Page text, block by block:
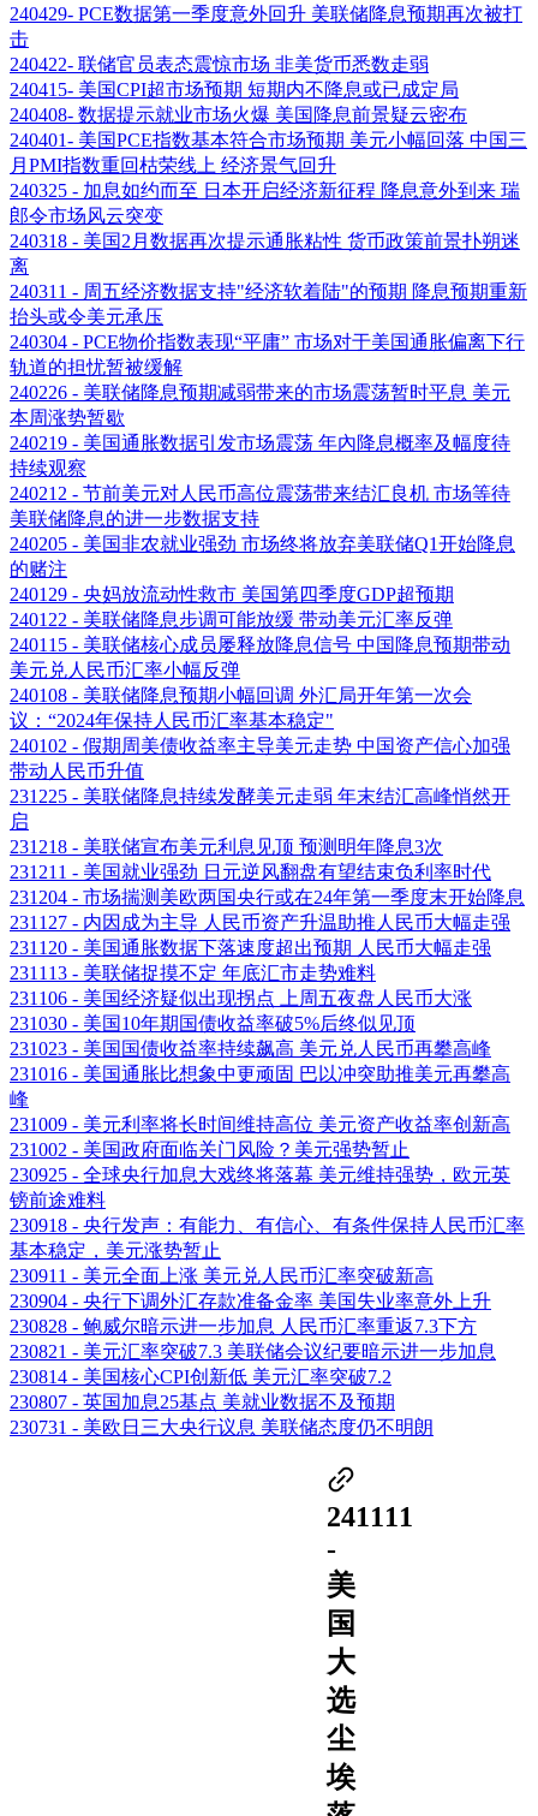
240429- PCE数据第一季度意外回升 美联储降息预期再次被打
击
240422- 联储官员表态震惊市场 非美货币悉数走弱
240415- 美国CPI超市场预期 短期内不降息或已成定局
240408- 数据提示就业市场火爆 美国降息前景疑云密布
240401- 美国PCE指数基本符合市场预期 美元小幅回落 中国三
月PMI指数重回枯荣线上 经济景气回升
240325 - 加息如约而至 日本开启经济新征程 降息意外到来 瑞
郎令市场风云突变
240318 - 美国2月数据再次提示通胀粘性 货币政策前景扑朔迷
离
240311 - 周五经济数据支持"经济软着陆"的预期 降息预期重新
抬头或令美元承压
240304 - PCE物价指数表现“平庸” 市场对于美国通胀偏离下行
轨道的担忧暂被缓解
240226 - 美联储降息预期减弱带来的市场震荡暂时平息 美元
本周涨势暂歇
240219 - 美国通胀数据引发市场震荡 年內降息概率及幅度待
持续观察
240212 - 节前美元对人民币高位震荡带来结汇良机 市场等待
美联储降息的进一步数据支持
240205 - 美国非农就业强劲 市场终将放弃美联储Q1开始降息
的赌注
240129 - 央妈放流动性救市 美国第四季度GDP超预期
240122 - 美联储降息步调可能放缓 带动美元汇率反弹
240115 - 美联储核心成员屡释放降息信号 中国降息预期带动
美元兑人民币汇率小幅反弹
240108 - 美联储降息预期小幅回调 外汇局开年第一次会
议：“2024年保持人民币汇率基本稳定"
240102 - 假期周美债收益率主导美元走势 中国资产信心加强
带动人民币升值
231225 - 美联储降息持续发酵美元走弱 年末结汇高峰悄然开
启
231218 - 美联储宣布美元利息见顶 预测明年降息3次
231211 - 美国就业强劲 日元逆风翻盘有望结束负利率时代
231204 - 市场揣测美欧两国央行或在24年第一季度末开始降息
231127 - 内因成为主导 人民币资产升温助推人民币大幅走强
231120 - 美国通胀数据下落速度超出预期 人民币大幅走强
231113 - 美联储捉摸不定 年底汇市走势难料
231106 - 美国经济疑似出现拐点 上周五夜盘人民币大涨
231030 - 美国10年期国债收益率破5%后终似见顶
231023 - 美国国债收益率持续飙高 美元兑人民币再攀高峰
231016 - 美国通胀比想象中更顽固 巴以冲突助推美元再攀高
峰
231009 - 美元利率将长时间维持高位 美元资产收益率创新高
231002 - 美国政府面临关门风险？美元强势暂止
230925 - 全球央行加息大戏终将落幕 美元维持强势，欧元英
镑前途难料
230918 - 央行发声：有能力、有信心、有条件保持人民币汇率
基本稳定，美元涨势暂止
230911 - 美元全面上涨 美元兑人民币汇率突破新高
230904 - 央行下调外汇存款准备金率 美国失业率意外上升
230828 - 鲍威尔暗示进一步加息 人民币汇率重返7.3下方
230821 - 美元汇率突破7.3 美联储会议纪要暗示进一步加息
230814 - 美国核心CPI创新低 美元汇率突破7.2
230807 - 英国加息25基点 美就业数据不及预期
230731 - 美欧日三大央行议息 美联储态度仍不明朗
241111
-
美
国
大
选
尘
埃